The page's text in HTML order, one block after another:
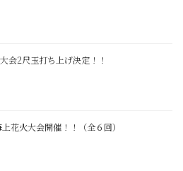
会2尺玉打ち上げ決定！！
花火大会開催！！（全６回）